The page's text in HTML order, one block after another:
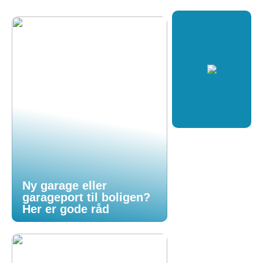
Ny garage eller
garageport til boligen?
Her er gode råd